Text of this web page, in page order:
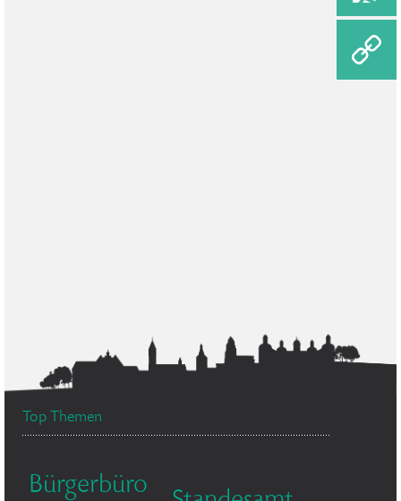
Top Themen
Bürgerbüro